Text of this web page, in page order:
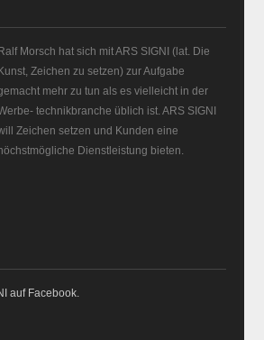
Ralf Morsch hat sich mit ARS SIGNI (lat. Die
Kunst, Zeichen zu setzen) zur Aufgabe
mehr zu tun als es vielleicht in der
technikbranche üblich ist. ARS SIGNI
Zeichen setzen und Kunden eine
höchstmögliche Dienstleistung bieten.
auf Facebook.